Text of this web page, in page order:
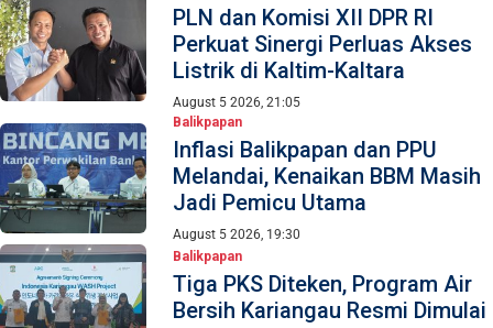
PLN dan Komisi XII DPR RI
Perkuat Sinergi Perluas Akses
Listrik di Kaltim-Kaltara
August 5 2026, 21:05
Balikpapan
Inflasi Balikpapan dan PPU
Melandai, Kenaikan BBM Masih
Jadi Pemicu Utama
August 5 2026, 19:30
Balikpapan
Tiga PKS Diteken, Program Air
Bersih Kariangau Resmi Dimulai